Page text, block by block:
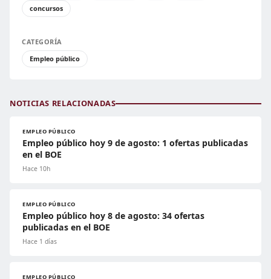
concursos
CATEGORÍA
Empleo público
NOTICIAS RELACIONADAS
EMPLEO PÚBLICO
Empleo público hoy 9 de agosto: 1 ofertas publicadas
en el BOE
Hace 10h
EMPLEO PÚBLICO
Empleo público hoy 8 de agosto: 34 ofertas
publicadas en el BOE
Hace 1 días
EMPLEO PÚBLICO